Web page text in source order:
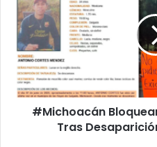
Tarímbaro
Carretera
De
Zacán
Tras
Desaparición
De
Toño
Cortés#Michoacán
Tras